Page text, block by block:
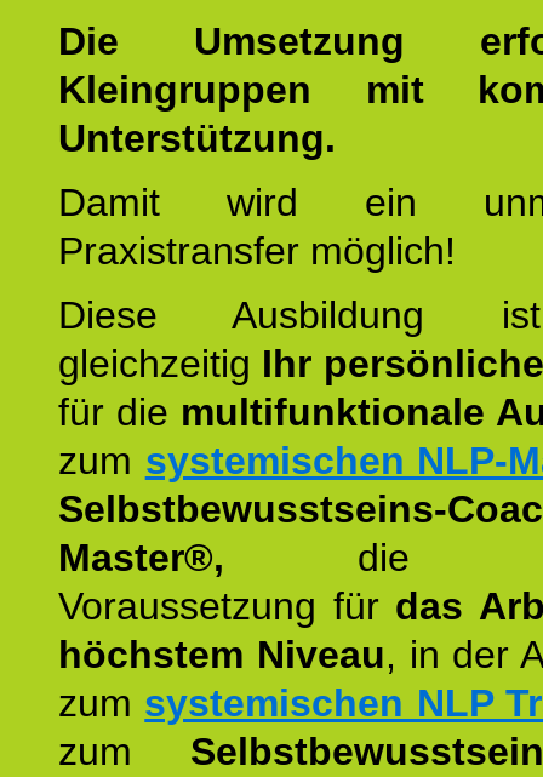
Die Umsetzung
Kleingruppen mit
Unterstützung.
Damit wird ein
Praxistransfer möglich!
Diese Ausbildung
gleichzeitig Ihr
für die multifunktionale
zum systemischen NLP-
Selbstbewusstseins-
Master®, die
Voraussetzung für das
höchstem Niveau, in der
zum systemischen NLP
zum